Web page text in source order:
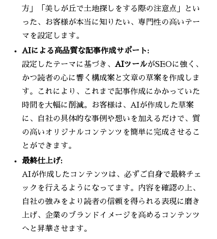
方」「美しが丘で土地探しをする際の注意点」とい
った、お客様が本当に知りたい、専門性の高いテー
マを設定します。
AIによる高品質な記事作成サポート:
設定したテーマに基づき、AIツールがSEOに強く、
かつ読者の心に響く構成案と文章の草案を作成しま
す。これにより、これまで記事作成にかかっていた
時間を大幅に削減。お客様は、AIが作成した草案
に、自社の具体的な事例や想いを加えるだけで、質
の高いオリジナルコンテンツを簡単に完成させるこ
とができます。
最終仕上げ:
AIが作成したコンテンツは、必ずご自身で最終チェ
ックを行えるようになってます。内容を確認の上、
自社の強みをより読者の信頼を得られる表現に磨き
上げ、企業のブランドイメージを高めるコンテンツ
へと昇華させます。